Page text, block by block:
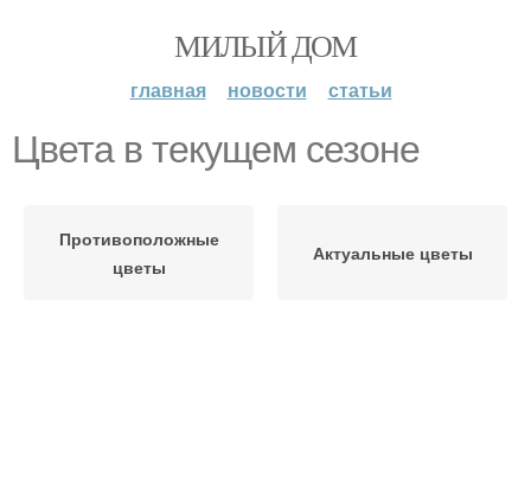
МИЛЫЙ ДОМ
главная новости статьи
Цвета в текущем сезоне
Противоположные
цветы
Актуальные цветы